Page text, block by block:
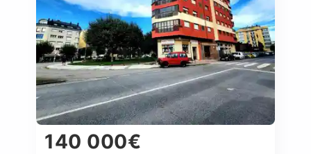
140 000€